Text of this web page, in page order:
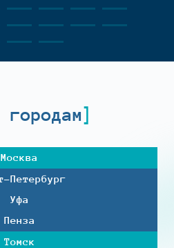
Москва
Петербург
Уфа
Пенза
Томск